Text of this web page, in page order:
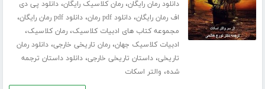
دانلود رمان رایگان،رمان کلاسیک رایگان،دانلود پی دی
اف رمان رایگان،دانلود pdf رمان ،دانلود pdf رمان رایگان ،
مجموعه کتاب های ادبیات کلاسیک،رمان کلاسیک،
ادبیات کلاسیک جهان،رمان تاریخی خارجی،دانلود رمان
تاریخی،داستان تاریخی خارجی،دانلود داستان ترجمه
شده، والتر اسکات